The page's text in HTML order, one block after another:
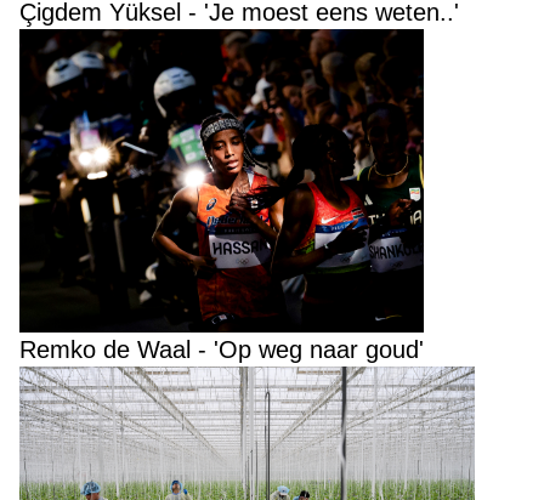
Çigdem Yüksel - 'Je moest eens weten..'
Remko de Waal - 'Op weg naar goud'